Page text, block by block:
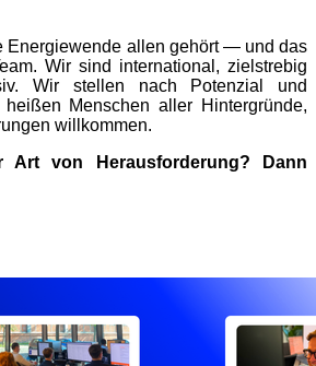
Energiewende allen gehört — und das
Wir sind international, zielstrebig
Wir stellen nach Potenzial und
Menschen aller Hintergründe,
willkommen.
Art von Herausforderung? Dann